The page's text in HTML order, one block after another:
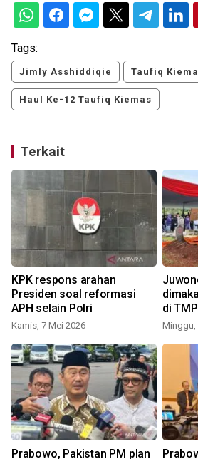
Tags:
Jimly Asshiddiqie Taufiq
Haul Ke-12 Taufiq Kiemas
Terkait
KPK respons arahan
Presiden soal reformasi
APH selain Polri
Kamis, 7 Mei 2026
di
Minggu,
Prabowo, Pakistan PM plan